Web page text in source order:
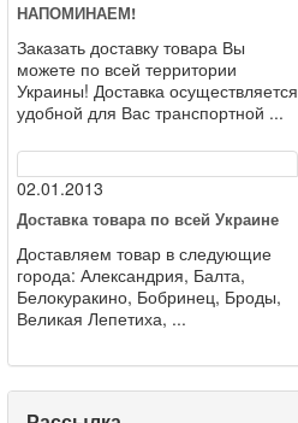
НАПОМИНАЕМ!
Заказать доставку товара Вы
можете по всей территории
Украины! Доставка осуществляется
удобной для Вас транспортной ...
02.01.2013
Доставка товара по всей Украине
Доставляем товар в следующие
города: Александрия, Балта,
Белокуракино, Бобринец, Броды,
Великая Лепетиха, ...